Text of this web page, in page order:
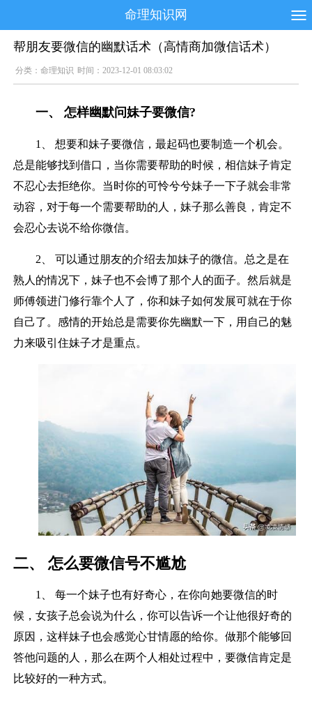
命理知识网
帮朋友要微信的幽默话术（高情商加微信话术）
分类： 命理知识 时间：2023-12-01 08:03:02
一、 怎样幽默问妹子要微信?
1、 想要和妹子要微信，最起码也要制造一个机会。
总是能够找到借口，当你需要帮助的时候，相信妹子肯定
不忍心去拒绝你。当时你的可怜兮兮妹子一下子就会非常
动容，对于每一个需要帮助的人，妹子那么善良，肯定不
会忍心去说不给你微信。
2、 可以通过朋友的介绍去加妹子的微信。总之是在
熟人的情况下，妹子也不会博了那个人的面子。然后就是
师傅领进门修行靠个人了，你和妹子如何发展可就在于你
自己了。感情的开始总是需要你先幽默一下，用自己的魅
力来吸引住妹子才是重点。
二、 怎么要微信号不尴尬
1、 每一个妹子也有好奇心，在你向她要微信的时
候，女孩子总会说为什么，你可以告诉一个让他很好奇的
原因，这样妹子也会感觉心甘情愿的给你。做那个能够回
答他问题的人，那么在两个人相处过程中，要微信肯定是
比较好的一种方式。